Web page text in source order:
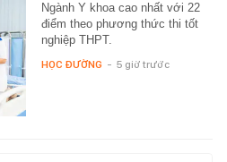
Ngành Y khoa cao nhất với 22
điểm theo phương thức thi tốt
nghiệp THPT.
HỌC ĐƯỜNG - 5 giờ trước